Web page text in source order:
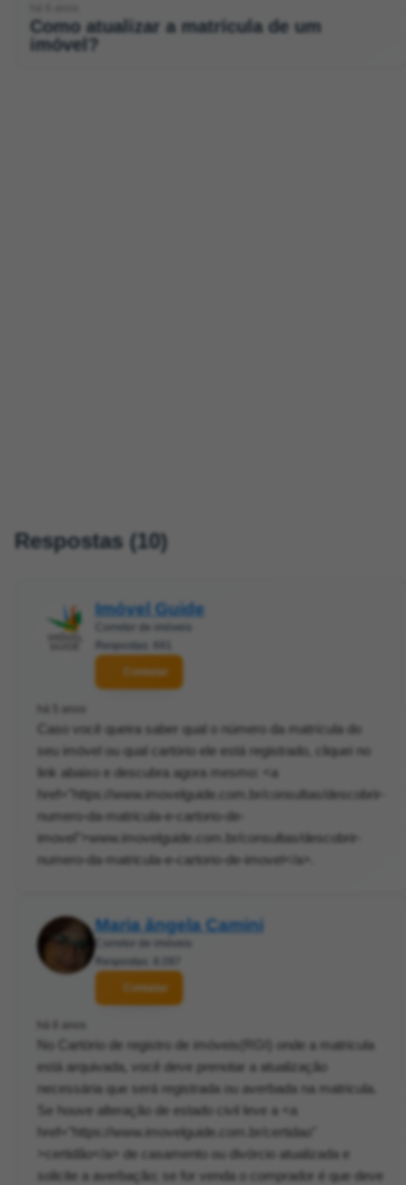
Como atualizar a matrícula de um
imóvel?
Respostas (10)
Imóvel Guide
Contatar
Caso você queira saber qual o número da matrícula do
seu imóvel ou qual cartório ele está registrado, cliquei no
link abaixo e descubra agora mesmo: <a
href="https://www.imovelguide.com.br/consultas/descobrir-
numero-da-matricula-e-cartorio-de-
imovel">www.imovelguide.com.br/consultas/descobrir-
numero-da-matricula-e-cartorio-de-imovel</a>.
Maria ângela Camini
Contatar
No Cartório de registro de imóveis(RGI) onde a matricula
está arquivada, você deve prenotar a atualização
necessária que será registrada ou averbada na matricula.
Se houve alteração de estado civil leve a <a
href="https://www.imovelguide.com.br/certidao"
>certidão</a> de casamento ou divórcio atualizada e
solicite a averbação; se for venda o comprador é que deve